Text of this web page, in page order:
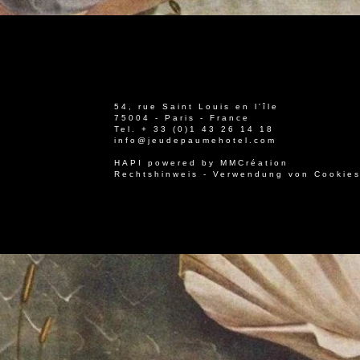
54, rue Saint Louis en l'île
75004 - Paris - France
Tel. + 33 (0)1 43 26 14 18
info@jeudepaumehotel.com
HAPI powered by MMCréation
Rechtshinweis
- Verwendung von Cookies